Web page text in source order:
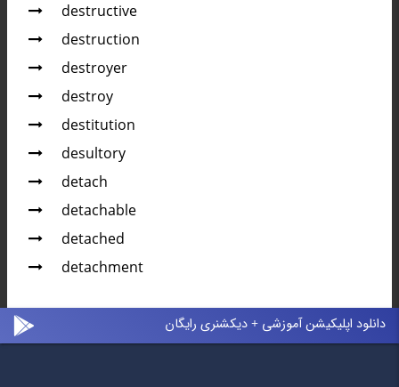
destructive
destruction
destroyer
destroy
destitution
desultory
detach
detachable
detached
detachment
دانلود اپلیکیشن آموزشی + دیکشنری رایگان